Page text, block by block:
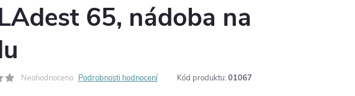
65, nádoba na
Neohodnoceno Podrobnosti hodnocení Kód produktu: 01067